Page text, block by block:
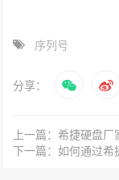
序列号
分享：
上一篇：希捷硬盘
下一篇：如何通过希